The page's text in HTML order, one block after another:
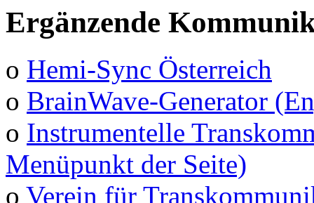
Ergänzende
o Hemi-Sync Österreich
o BrainWave-Generator
o Instrumentelle
Menüpunkt der Seite)
o Verein für